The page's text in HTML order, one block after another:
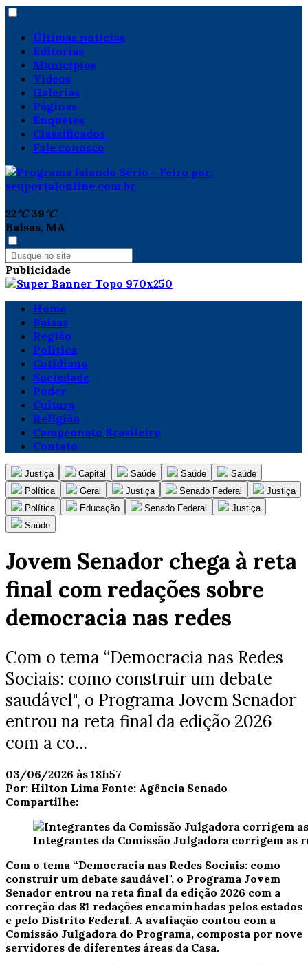
Últimas notícias
Editorias
Municípios
Vídeos
Galerias
Páginas
Enquetes
Classificados
Fale conosco
22°C 39°C
Balsas, MA
Publicidade
Home
Balsas
Região
Política
Cotidiano
Sociedade
Poder
Cultura
Religião
Campeonato Brasileiro
Contato
Justiça Capital Saúde Saúde
Saúde
Política
Geral Justiça Senado Federal
Justiça
Política
Educação Senado Federal
Justiça
Saúde
Jovem Senador chega à reta
final com redações sobre
democracia nas redes
Com o tema “Democracia nas Redes
Sociais: como construir um debate
saudável", o Programa Jovem Senador
entrou na reta final da edição 2026
com a co...
03/06/2026 às 18h57
Por: Hilton Lima Fonte: Agência Senado
Compartilhe:
Integrantes da Comissão Julgadora corrigem as
Com o tema “Democracia nas Redes Sociais: como
construir um debate saudável", o Programa Jovem
Senador entrou na reta final da edição 2026 com a
correção das 81 redações encaminhadas pelos estados
e pelo Distrito Federal. A avaliação contou com a
Comissão Julgadora do Programa, composta por nove
servidores de diferentes áreas da Casa.